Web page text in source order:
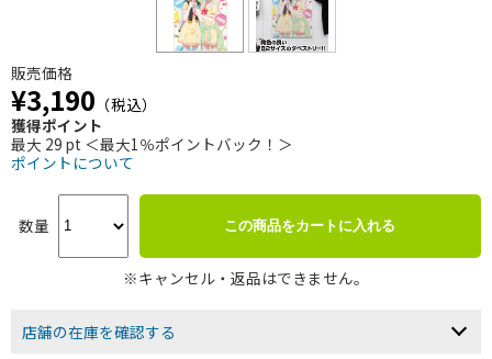
販売価格
¥3,190 （税込）
獲得ポイント
最大 29 pt ＜最大1％ポイントバック！＞
ポイントについて
数量 この商品をカートに入れる
※キャンセル・返品はできません。
店舗の在庫を確認する